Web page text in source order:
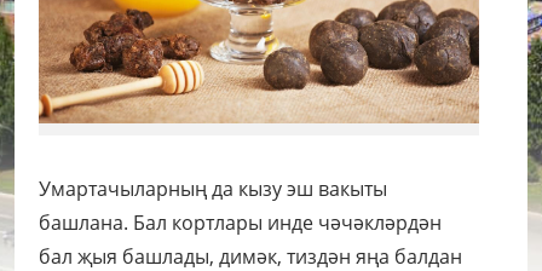
Умартачыларның да кызу эш вакыты
башлана. Бал кортлары инде чәчәкләрдән
бал җыя башлады, димәк, тиздән яңа балдан